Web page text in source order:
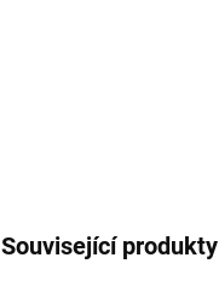
Související produkty